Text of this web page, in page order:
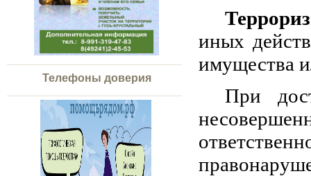
Телефоны доверия
иных
имущества
При